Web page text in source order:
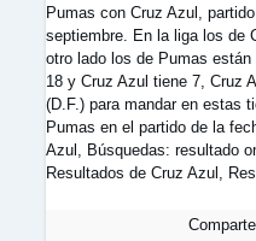
Pumas con Cruz Azul,
septiembre. En la liga los de
otro lado los de Pumas
18 y Cruz Azul tiene 7, Cruz
(D.F.) para mandar en estas
Pumas en el partido de la
Azul, Búsquedas: resultado
Resultados de Cruz Azul,